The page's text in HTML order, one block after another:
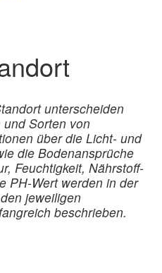
unterscheiden
Sorten von
über die Licht- und
die Bodenansprüche
Feuchtigkeit, Nährstoff-
PH-Wert werden in der
jeweiligen
beschrieben.